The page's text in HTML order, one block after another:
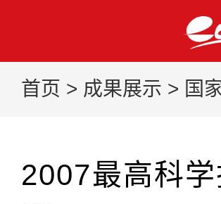
首页 > 成果展示 > 国
2007最高科